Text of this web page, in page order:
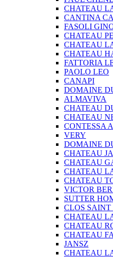
CHATEAU
CANTINA
FASOLI
CHATEAU
CHATEAU
CHATEAU
FATTORIA
PAOLO LEO
CANAPI
DOMAINE
ALMAVIVA
CHATEAU
CHATEAU
CONTESSA
VERY
DOMAINE
CHATEAU
CHATEAU
CHATEAU
CHATEAU
VICTOR
SUTTER
CLOS
CHATEAU
CHATEAU
CHATEAU
JANSZ
CHATEAU